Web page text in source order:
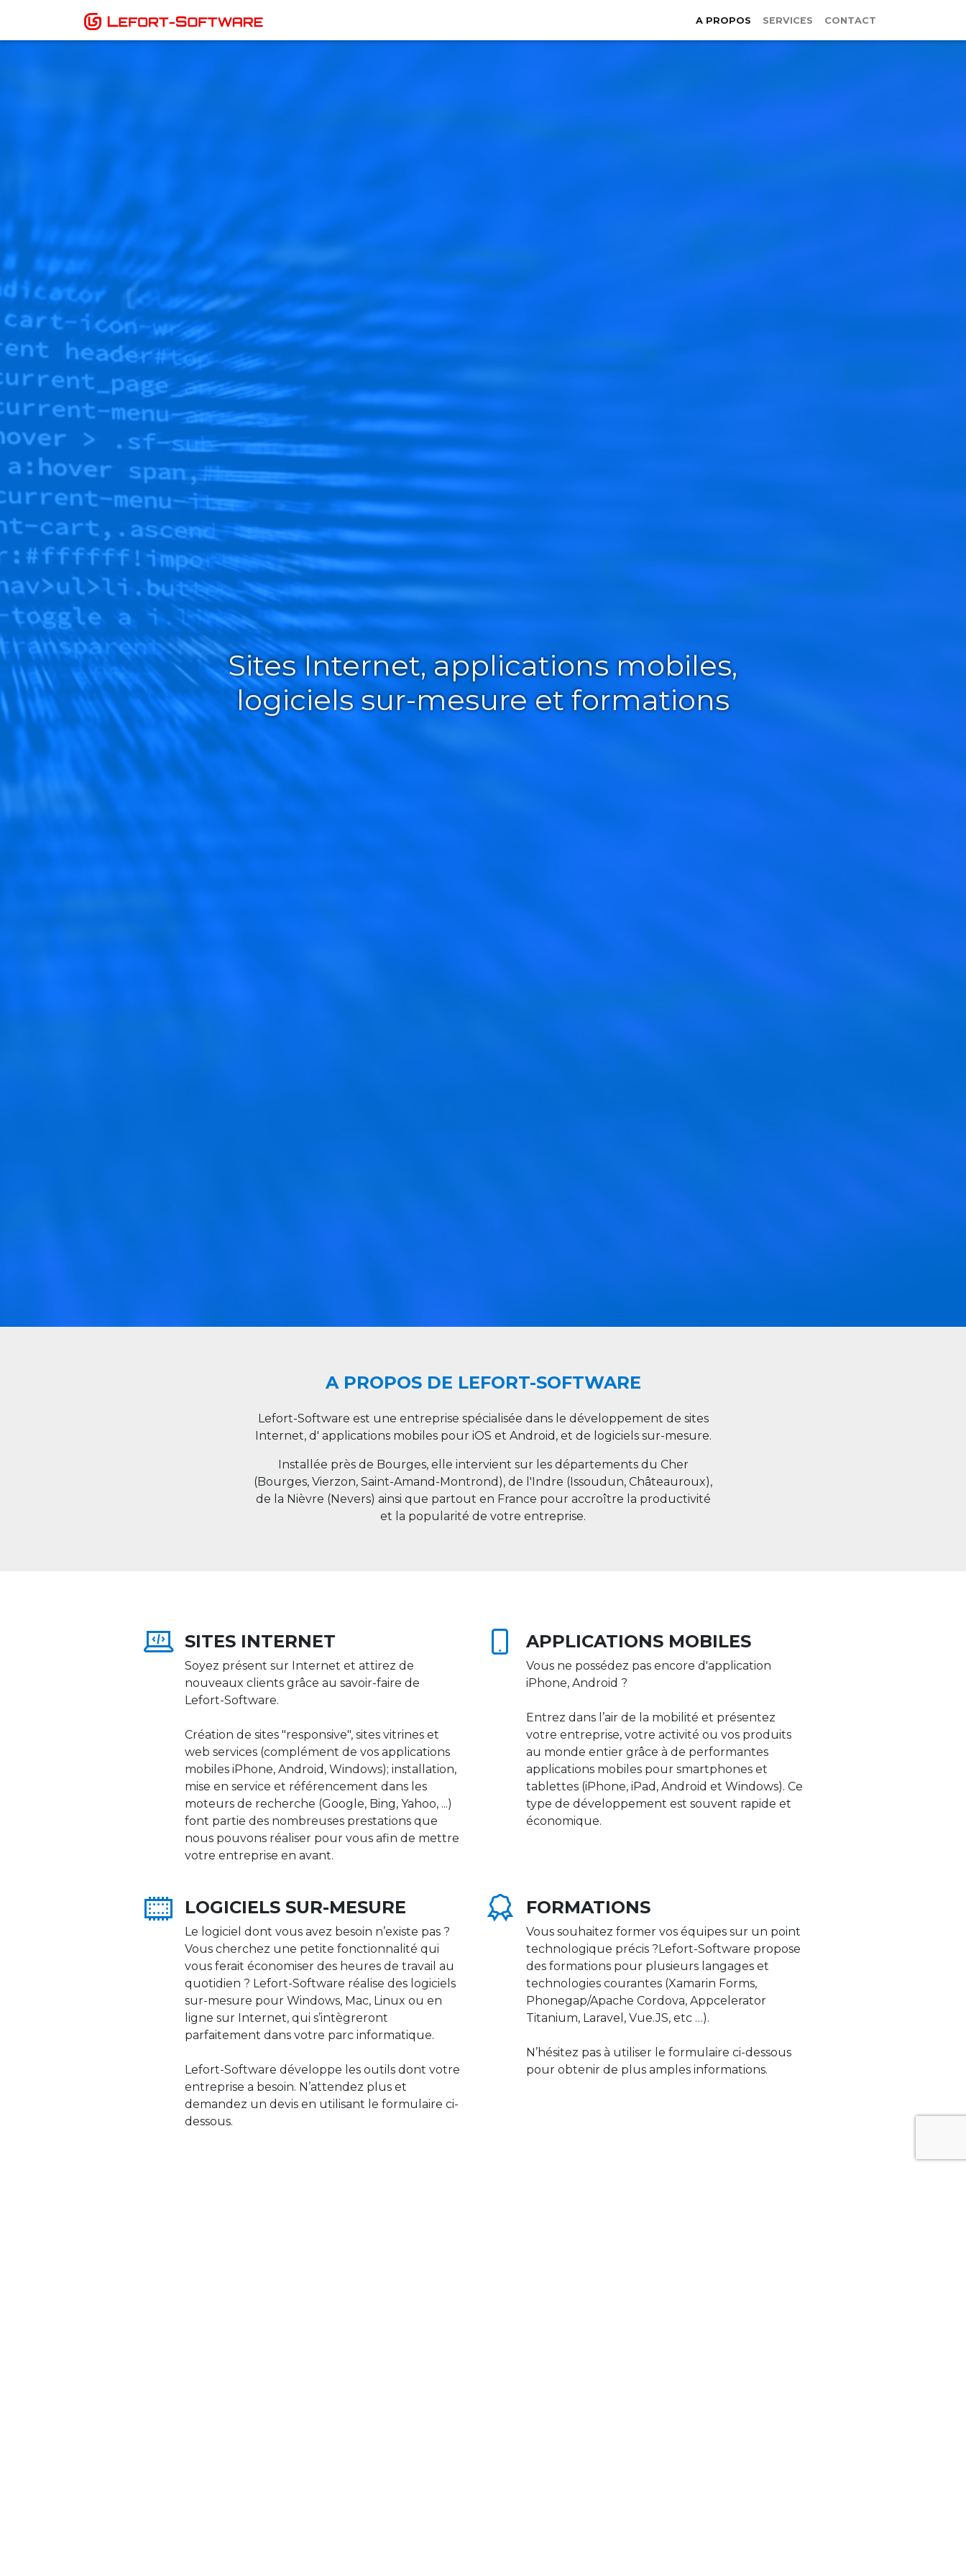
A PROPOS SERVICES CONTACT
Sites Internet, applications mobiles,
logiciels sur-mesure et formations
A PROPOS DE LEFORT-SOFTWARE
Lefort-Software est une entreprise spécialisée dans le développement de sites
Internet, d' applications mobiles pour iOS et Android, et de logiciels sur-mesure.
Installée près de Bourges, elle intervient sur les départements du Cher
(Bourges, Vierzon, Saint-Amand-Montrond), de l'Indre (Issoudun, Châteauroux),
de la Nièvre (Nevers) ainsi que partout en France pour accroître la productivité
et la popularité de votre entreprise.
SITES INTERNET
Soyez présent sur Internet et attirez de
nouveaux clients grâce au savoir-faire de
Lefort-Software.
Création de sites "responsive", sites vitrines et
web services (complément de vos applications
mobiles iPhone, Android, Windows); installation,
mise en service et référencement dans les
moteurs de recherche (Google, Bing, Yahoo, ...)
font partie des nombreuses prestations que
nous pouvons réaliser pour vous afin de mettre
votre entreprise en avant.
APPLICATIONS MOBILES
Vous ne possédez pas encore d'application
iPhone, Android ?
Entrez dans l’air de la mobilité et présentez
votre entreprise, votre activité ou vos produits
au monde entier grâce à de performantes
applications mobiles pour smartphones et
tablettes (iPhone, iPad, Android et Windows). Ce
type de développement est souvent rapide et
économique.
LOGICIELS SUR-MESURE
Le logiciel dont vous avez besoin n’existe pas ?
Vous cherchez une petite fonctionnalité qui
vous ferait économiser des heures de travail au
quotidien ? Lefort-Software réalise des logiciels
sur-mesure pour Windows, Mac, Linux ou en
ligne sur Internet, qui s’intègreront
parfaitement dans votre parc informatique.
Lefort-Software développe les outils dont votre
entreprise a besoin. N’attendez plus et
demandez un devis en utilisant le formulaire ci-
dessous.
FORMATIONS
Vous souhaitez former vos équipes sur un point
technologique précis ?Lefort-Software propose
des formations pour plusieurs langages et
technologies courantes (Xamarin Forms,
Phonegap/Apache Cordova, Appcelerator
Titanium, Laravel, Vue.JS, etc …).
N’hésitez pas à utiliser le formulaire ci-dessous
pour obtenir de plus amples informations.